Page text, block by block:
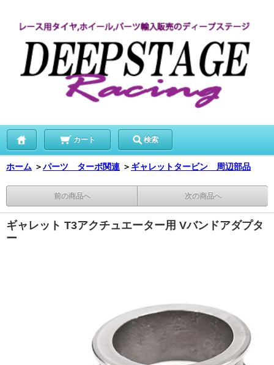
カート 検索
ホーム ＞パーツ ターボ関連 ＞ ギャレットタービン 周辺部品
前の商品へ 次の商品へ
ギャレット T3アクチュエーター用 Vバンドアダプタ
ー